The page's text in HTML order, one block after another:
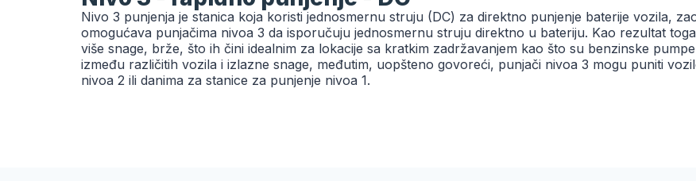
Nivo 3 punjenja je stanica koja koristi jednosmernu struju (DC) za direktno punjenje baterije vozila,
omogućava punjačima nivoa 3 da isporučuju jednosmernu struju direktno u bateriju. Kao rezultat
više snage, brže, što ih čini idealnim za lokacije sa kratkim zadržavanjem kao što su benzinske
između različitih vozila i izlazne snage, međutim, uopšteno govoreći, punjači nivoa 3 mogu puniti
nivoa 2 ili danima za stanice za punjenje nivoa 1.